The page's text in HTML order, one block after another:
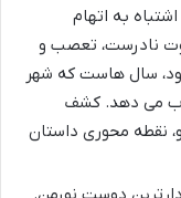
اشتباه به اتهام
نادرست، تعصب و
سال هاست که شهر
می دهد. کشف
نقطه محوری داستان